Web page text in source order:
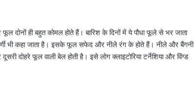
दोनों ही बहुत कोमल होते हैं। बारिश के दिनों में ये पौधा फूले से भर जाता
भी कहा जाता है। इसके फूल सफेद और नीले रंग के होते हैं। नीले और बैंगनी
दोहरे फूल वाली बेल होती है। इसे लोग क्लाइटोरिया टर्नेशिया और विंग्ड